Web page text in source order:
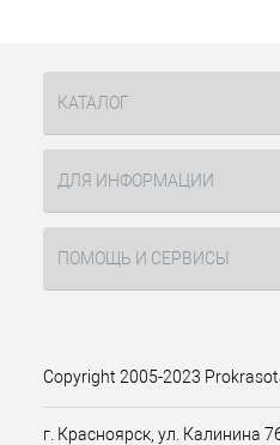
волосы
волосам
элементы.
Способ
КАТАЛОГ
ДЛЯ ИНФОРМАЦИИ
ПОМОЩЬ И СЕРВИСЫ
Copyright 2005-2023
г. Красноярск, ул. Калинина